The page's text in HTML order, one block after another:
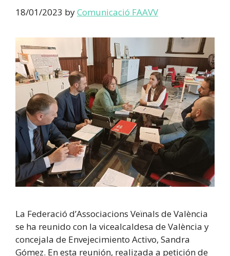
18/01/2023 byComunicació FAAVV
La Federació d’Associacions Veïnals de València
se ha reunido con la vicealcaldesa de València y
concejala de Envejecimiento Activo, Sandra
Gómez. En esta reunión, realizada a petición de